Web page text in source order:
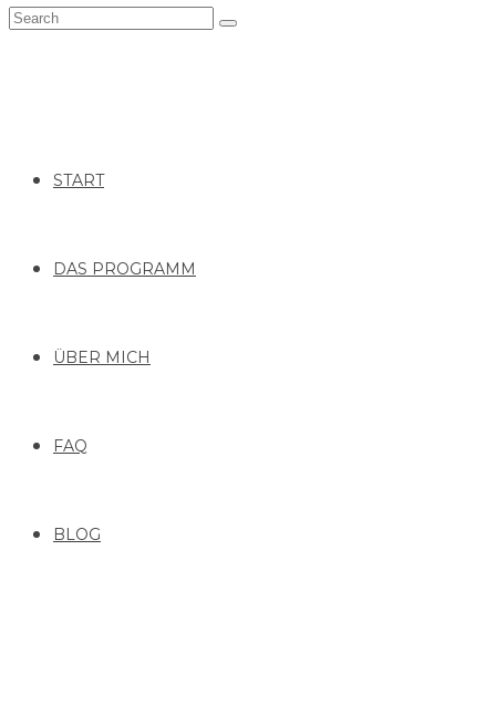
START
DAS PROGRAMM
ÜBER MICH
FAQ
BLOG